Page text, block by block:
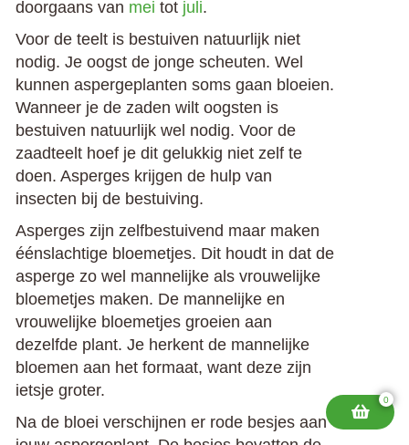
0
doorgaans van mei tot juli.
Voor de teelt is bestuiven natuurlijk niet
nodig. Je oogst de jonge scheuten. Wel
kunnen aspergeplanten soms gaan bloeien.
Wanneer je de zaden wilt oogsten is
bestuiven natuurlijk wel nodig. Voor de
zaadteelt hoef je dit gelukkig niet zelf te
doen. Asperges krijgen de hulp van
insecten bij de bestuiving.
Asperges zijn zelfbestuivend maar maken
éénslachtige bloemetjes. Dit houdt in dat de
asperge zo wel mannelijke als vrouwelijke
bloemetjes maken. De mannelijke en
vrouwelijke bloemetjes groeien aan
dezelfde plant. Je herkent de mannelijke
bloemen aan het formaat, want deze zijn
ietsje groter.
Na de bloei verschijnen er rode besjes aan